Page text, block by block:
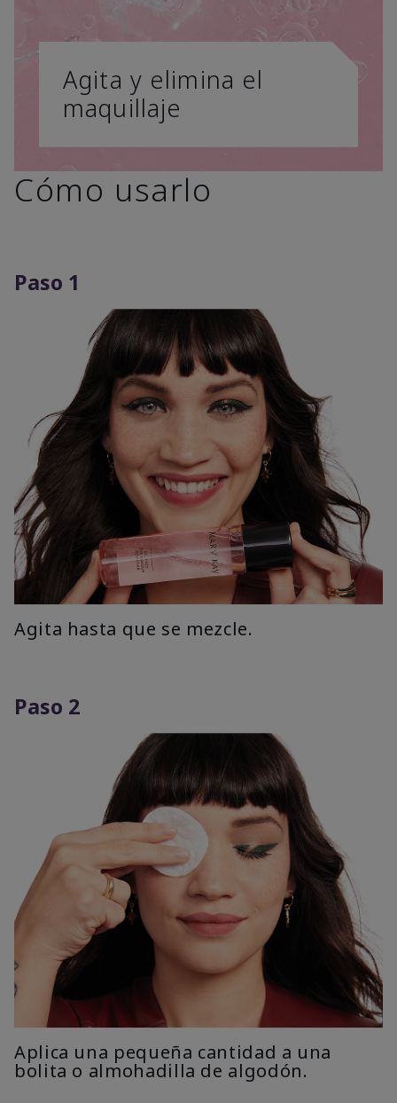
Agita y elimina el
maquillaje
Cómo usarlo
Paso 1
Agita hasta que se mezcle.
Paso 2
Aplica una pequeña cantidad a una
bolita o almohadilla de algodón.